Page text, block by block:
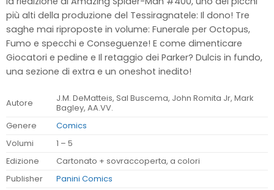
più alti della produzione del Tessiragnatele: Il dono! Tre
saghe mai riproposte in volume: Funerale per Octopus,
Fumo e specchi e Conseguenze! E come dimenticare
Giocatori e pedine e Il retaggio dei Parker? Dulcis in fundo,
una sezione di extra e un oneshot inedito!
Autore
J.M. DeMatteis, Sal Buscema, John Romita Jr, Mark
Bagley, AA.VV.
Genere
Comics
Volumi
1 – 5
Edizione
Cartonato + sovraccoperta, a colori
Publisher
Panini Comics